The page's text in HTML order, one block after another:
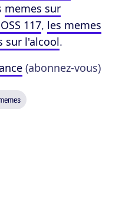
memes sur
117, les memes
sur l'alcool.
(abonnez-vous)